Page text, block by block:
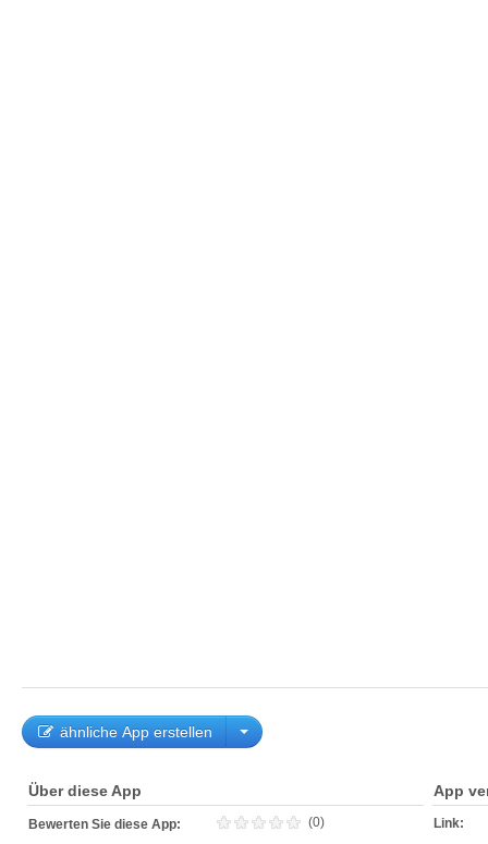
ähnliche App erstellen
Über diese App
Bewerten Sie diese App: (0)
App
Link: